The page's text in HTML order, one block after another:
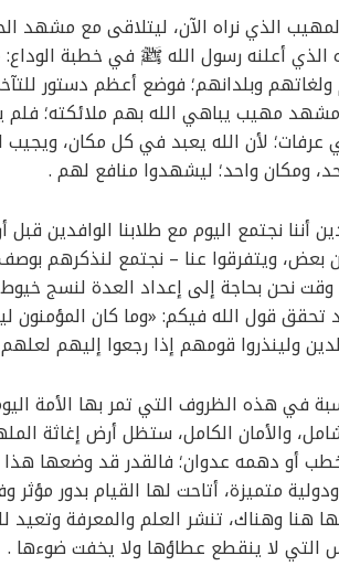
الذي نراه الآن، ليتلاقى مع مشهد
أعلنه رسول الله ﷺ في خطبة الوداع:
وبلدانهم؛ فوضع أعظم دستور
مشهد مهيب يباهي الله بهم ملائكته؛
عرفات؛ لأن الله يعبد في كل مكان،
ومكان واحد؛ ليشهدوا منافع لهم .
أننا نجتمع اليوم مع طلابنا الوافدين قبل
بعض، ويتفرقوا عنا – نجتمع لنذكرهم
وقت نحن بحاجة إلى إعداد العدة لنسج
تحقق قول الله فيكم: «وما كان المؤمنون
ولينذروا قومهم إذا رجعوا إليهم
في هذه الظروف التي تمر بها الأمة
والأمان الكامل، ستظل أرض إغاثة
خطب أو دهمه عدوان؛ فالقدر قد وضعها
متميزة، أتاحت لها القيام بدور مؤثر
هنا وهناك، تنشر العلم والمعرفة
التي لا ينقطع عطاؤها ولا يخفت ضوءها .